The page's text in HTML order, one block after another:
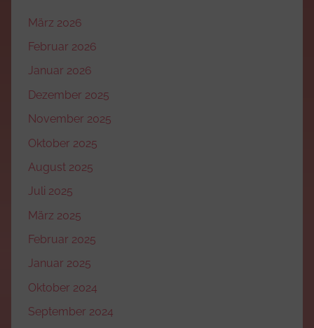
März 2026
Februar 2026
Januar 2026
Dezember 2025
November 2025
Oktober 2025
August 2025
Juli 2025
März 2025
Februar 2025
Januar 2025
Oktober 2024
September 2024